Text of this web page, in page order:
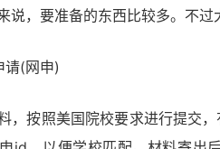
说，要准备的东西比较多。不过
请(网申)
，按照美国院校要求进行提交